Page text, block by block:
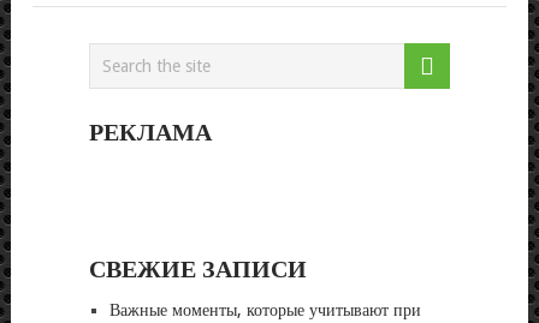
РЕКЛАМА
СВЕЖИЕ ЗАПИСИ
Важные моменты, которые учитывают при